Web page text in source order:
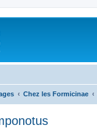
Chez les Formicinae